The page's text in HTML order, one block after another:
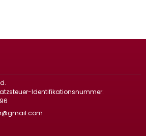
Identifikationsnummer: